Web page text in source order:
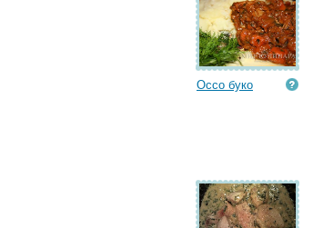
Оссо буко